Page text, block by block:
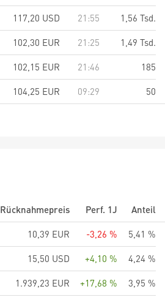
117,20 USD 21:55
1,56 Tsd.
102,30 EUR 21:25
1,49 Tsd.
102,15 EUR 21:46
185
104,25 EUR 09:29 50
Rücknahmepreis Perf. 1J
Anteil
10,39 EUR -3,26 %
5,41 %
15,50 USD +4,10 %
4,24 %
1.939,23 EUR +17,68 %
3,95 %